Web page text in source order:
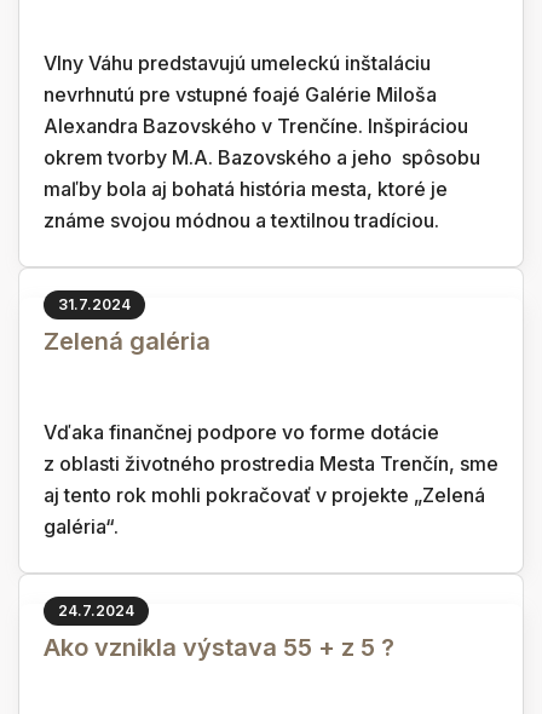
Vlny Váhu predstavujú umeleckú inštaláciu
nevrhnutú pre vstupné foajé Galérie Miloša
Alexandra Bazovského v Trenčíne. Inšpiráciou
okrem tvorby M.A. Bazovského a jeho spôsobu
maľby bola aj bohatá história mesta, ktoré je
známe svojou módnou a textilnou tradíciou.
31.7.2024
Zelená galéria
Vďaka finančnej podpore vo forme dotácie
z oblasti životného prostredia Mesta Trenčín, sme
aj tento rok mohli pokračovať v projekte „Zelená
galéria“.
24.7.2024
Ako vznikla výstava 55 + z 5 ?